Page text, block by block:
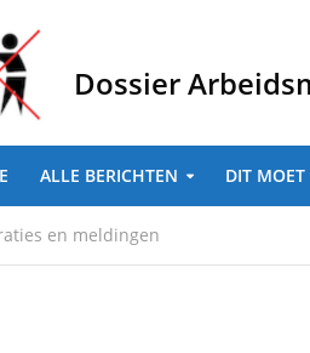
Dossier
ALLE BERICHTEN DIT MOET
en meldingen